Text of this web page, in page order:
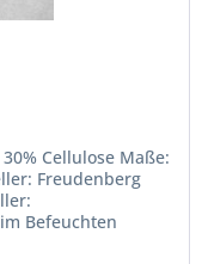
Cellulose Maße:
Freudenberg
Befeuchten